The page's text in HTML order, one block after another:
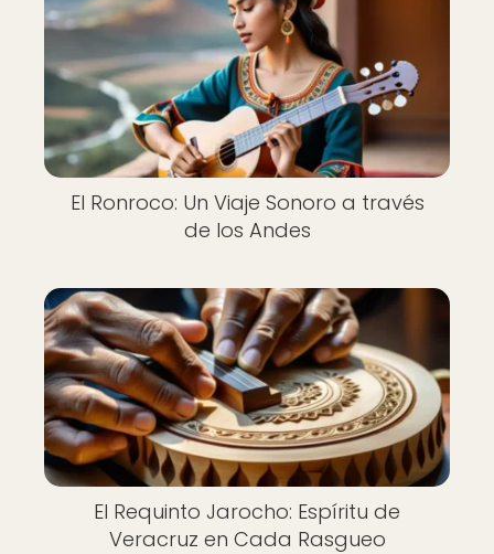
El Ronroco: Un Viaje Sonoro a través
de los Andes
El Requinto Jarocho: Espíritu de
Veracruz en Cada Rasgueo